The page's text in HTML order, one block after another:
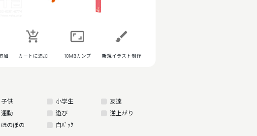
加
add_shopping_cart
カートに追加
aspect_ratio
10MBカンプ
brush
新規イラスト制作
子供 小学生
友達
運動 遊び
逆上がり
ほのぼの 白ﾊﾞｯｸ